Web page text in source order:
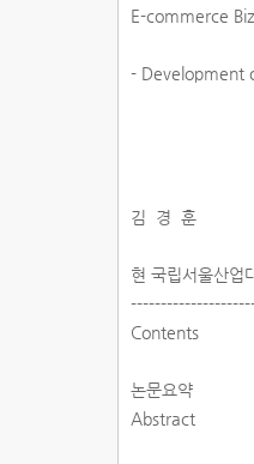
E-commerce
- Development
김 경 훈
현 국립서울산업
Contents
논문요약
Abstract